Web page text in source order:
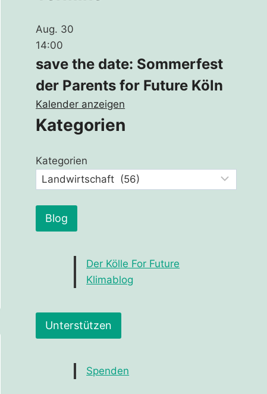
Aug. 30
14:00
save the date: Sommerfest
der Parents for Future Köln
Kalender anzeigen
Kategorien
Kategorien
Blog
Der Kölle For Future
Klimablog
Unterstützen
Spenden